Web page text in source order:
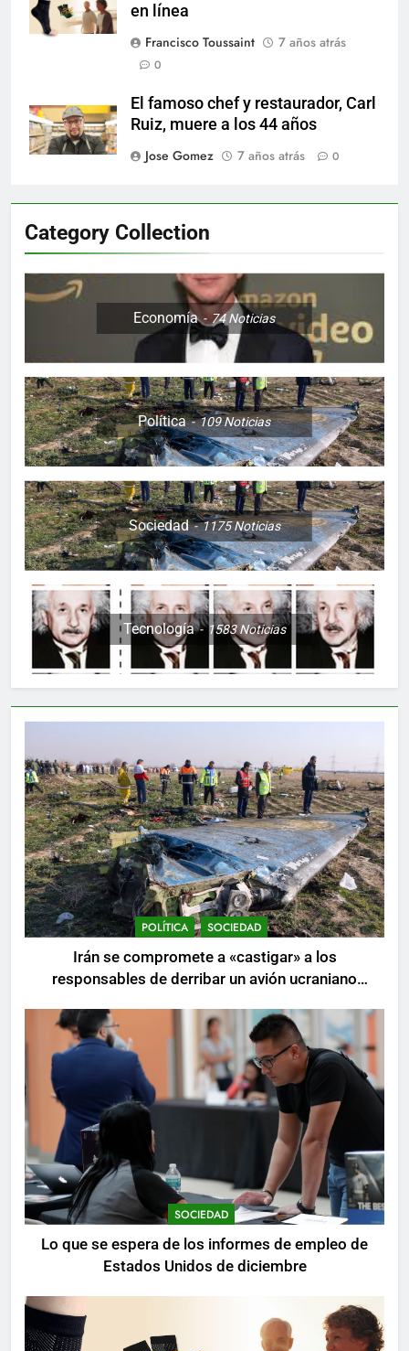
en línea
Francisco Toussaint
7 años atrás
0
El famoso chef y restaurador, Carl
Ruiz, muere a los 44 años
Jose Gomez
7 años atrás 0
Category Collection
Economía 74Noticias
Política 109Noticias
Sociedad 1175Noticias
Tecnología 1583Noticias
POLÍTICA SOCIEDAD
Irán se compromete a «castigar» a los
responsables de derribar un avión ucraniano
SOCIEDAD
Lo que se espera de los informes de empleo de
Estados Unidos de diciembre